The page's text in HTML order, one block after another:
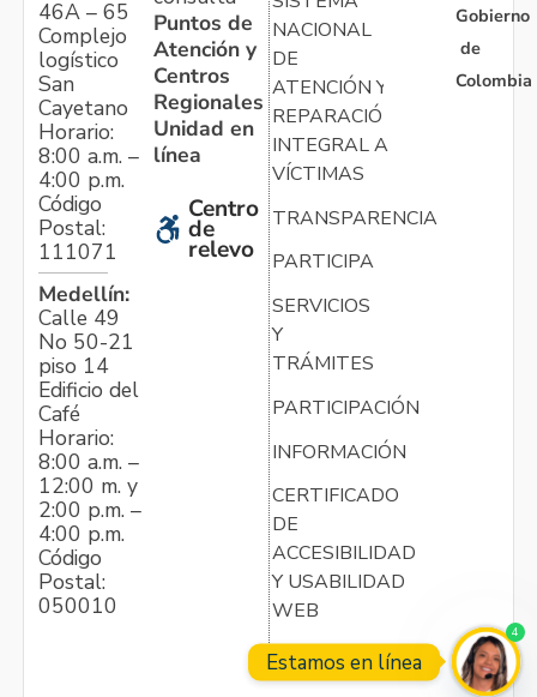
46A – 65
Complejo
logístico
San
Cayetano
Horario:
8:00 a.m. –
4:00 p.m.
Código
Postal:
111071
Medellín:
Calle 49
No 50-21
piso 14
Edificio del
Café
Horario:
8:00 a.m. –
12:00 m. y
2:00 p.m. –
4:00 p.m.
Código
Postal:
050010
Puntos de
Atención y
Centros
Regionales
Unidad en
línea
Centro
de
relevo
NACIONAL
DE
ATENCIÓN Y
REPARACIÓN
INTEGRAL A
VÍCTIMAS
TRANSPARENCIA
PARTICIPA
SERVICIOS
Y
TRÁMITES
PARTICIPACIÓN
INFORMACIÓN
CERTIFICADO
DE
ACCESIBILIDAD
Y USABILIDAD
WEB
Gobierno
de
Colombia
Estamos en línea
4